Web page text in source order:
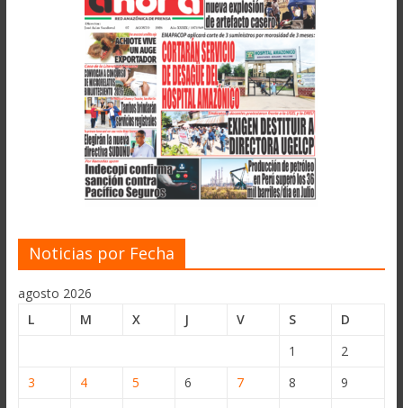
Noticias por Fecha
agosto 2026
L
M X J V S
D
1
2
3
4 5 6 7 8
9